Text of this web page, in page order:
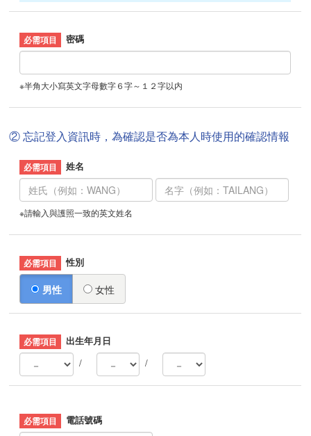
密碼
※半角大小寫英文字母數字６字～１２字以内
② 忘記登入資訊時，為確認是否為本人時使用的確認情報
姓名
※請輸入與護照一致的英文姓名
性別
男性 女性
出生年月日
/
/
電話號碼